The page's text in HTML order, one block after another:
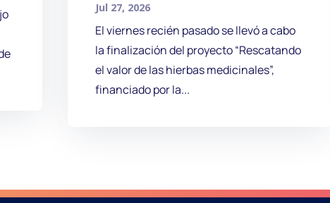
Jul 27, 2026
El viernes recién pasado se llevó a cabo
la finalización del proyecto “Rescatando
el valor de las hierbas medicinales”,
financiado por la...